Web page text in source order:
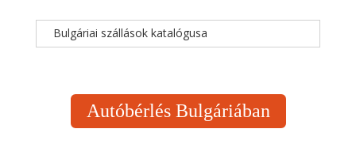
Bulgáriai szállások katalógusa
Autóbérlés Bulgáriában